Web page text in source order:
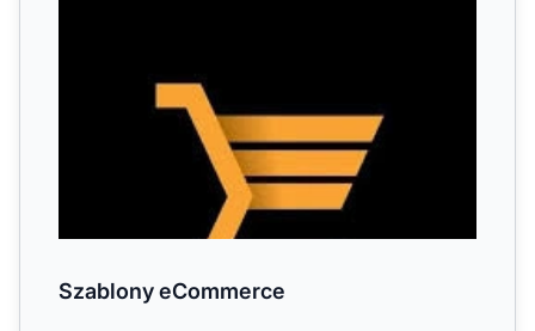
Szablony eCommerce